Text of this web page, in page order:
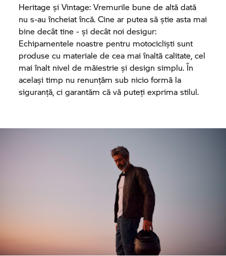
Heritage și Vintage: Vremurile bune de altă dată
nu s-au încheiat încă. Cine ar putea să știe asta mai
bine decât tine - și decât noi desigur:
Echipamentele noastre pentru motocicliști sunt
produse cu materiale de cea mai înaltă calitate, cel
mai înalt nivel de măiestrie și design simplu. În
același timp nu renunțăm sub nicio formă la
siguranță, ci garantăm că vă puteți exprima stilul.